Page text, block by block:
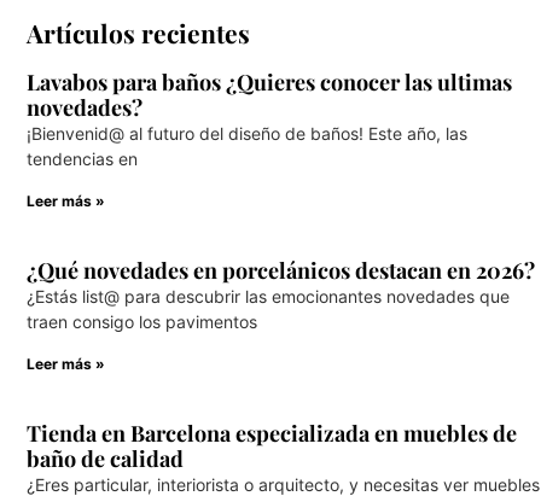
Artículos recientes
Lavabos para baños ¿Quieres conocer las ultimas
novedades?
¡Bienvenid@ al futuro del diseño de baños! Este año, las
tendencias en
Leer más »
¿Qué novedades en porcelánicos destacan en 2026?
¿Estás list@ para descubrir las emocionantes novedades que
traen consigo los pavimentos
Leer más »
Tienda en Barcelona especializada en muebles de
baño de calidad
¿Eres particular, interiorista o arquitecto, y necesitas ver muebles